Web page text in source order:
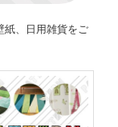
紙、日用雑貨をご